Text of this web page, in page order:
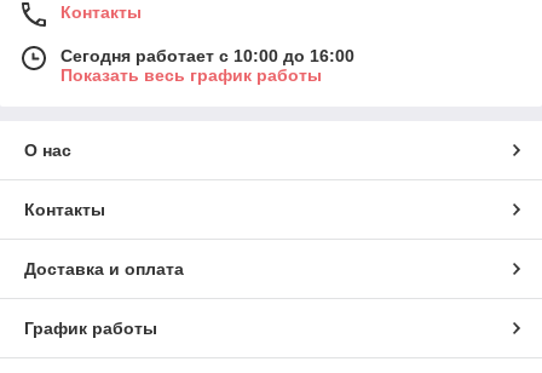
Контакты
Сегодня работает с 10:00 до 16:00
Показать весь график работы
О нас
Контакты
Доставка и оплата
График работы